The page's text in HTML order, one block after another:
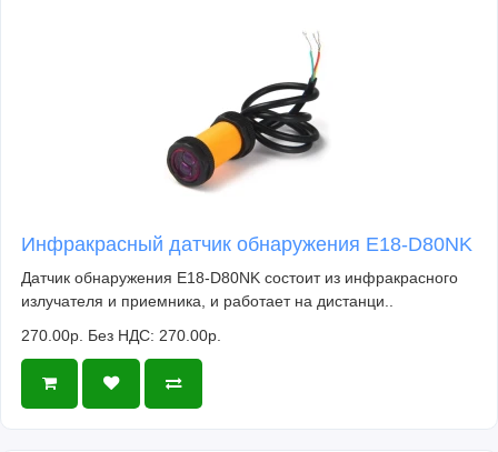
Инфракрасный датчик обнаружения E18-D80NK
Датчик обнаружения E18-D80NK состоит из инфракрасного
излучателя и приемника, и работает на дистанци..
270.00р. Без НДС: 270.00р.